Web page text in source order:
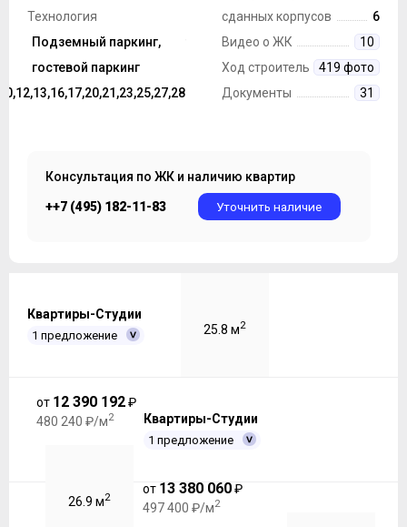
Технология
строительства
Монолит
Парковка
Подземный паркинг,
гостевой паркинг
Этажность ЖК
сданных корпусов
6
Видео о ЖК
10
Ход строительства419 фото
Документы
31
Консультация по ЖК и наличию квартир
++7 (495) 182-11-83 Уточнить наличие
Квартиры-Студии
1 предложение 25.8 м2
от 12 390 192₽
480 240 ₽/м2 Квартиры-Студии
1 предложение
26.9 м2
от 13 380 060₽
497 400 ₽/м2